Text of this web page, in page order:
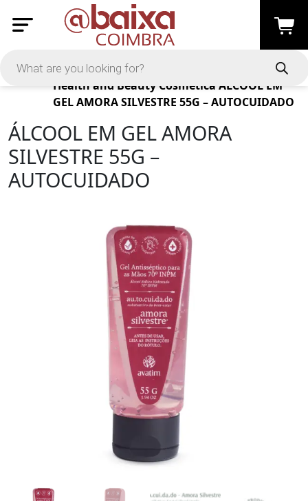
Products
Health and Beauty Cosmética ÁLCOOL EM
GEL AMORA SILVESTRE 55G – AUTOCUIDADO
ÁLCOOL EM GEL AMORA
SILVESTRE 55G –
AUTOCUIDADO